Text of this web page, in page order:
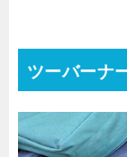
ツーバーナ